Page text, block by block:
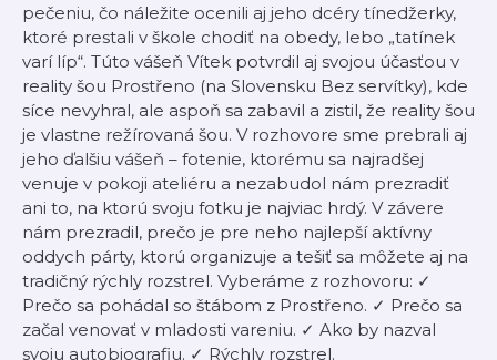
pečeniu, čo náležite ocenili aj jeho dcéry tínedžerky,
ktoré prestali v škole chodiť na obedy, lebo „tatínek
varí líp“. Túto vášeň Vítek potvrdil aj svojou účasťou v
reality šou Prostřeno (na Slovensku Bez servítky), kde
síce nevyhral, ale aspoň sa zabavil a zistil, že reality šou
je vlastne režírovaná šou. V rozhovore sme prebrali aj
jeho ďalšiu vášeň – fotenie, ktorému sa najradšej
venuje v pokoji ateliéru a nezabudol nám prezradiť
ani to, na ktorú svoju fotku je najviac hrdý. V závere
nám prezradil, prečo je pre neho najlepší aktívny
oddych párty, ktorú organizuje a tešiť sa môžete aj na
tradičný rýchly rozstrel. Vyberáme z rozhovoru: ✓
Prečo sa pohádal so štábom z Prostřeno. ✓ Prečo sa
začal venovať v mladosti vareniu. ✓ Ako by nazval
svoju autobiografiu. ✓ Rýchly rozstrel.